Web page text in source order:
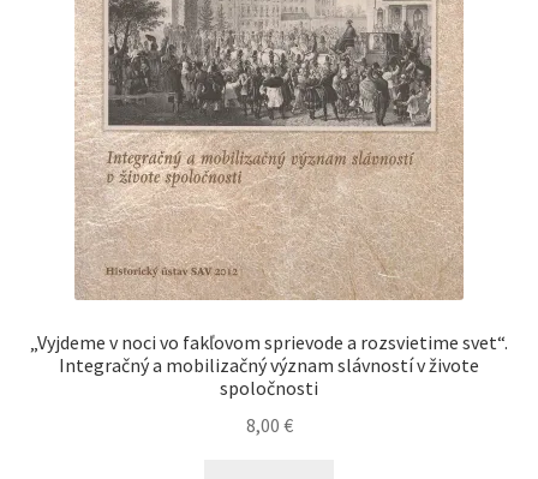
„Vyjdeme v noci vo fakľovom sprievode a rozsvietime svet“.
Integračný a mobilizačný význam slávností v živote
spoločnosti
8,00 €